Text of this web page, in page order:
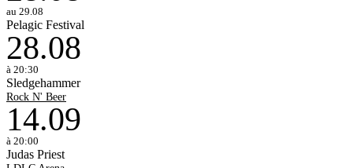
au 29.08
Pelagic Festival
28.08
à 20:30
Sledgehammer
Rock N' Beer
14.09
à 20:00
Judas Priest